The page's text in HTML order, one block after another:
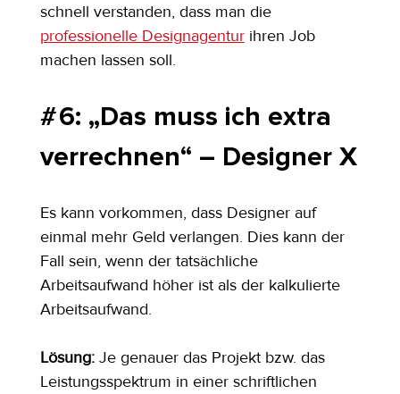
schnell verstanden, dass man die
professionelle Designagentur ihren Job
machen lassen soll.
# 6: „Das muss ich extra
verrechnen“ – Designer X
Es kann vorkommen, dass Designer auf
einmal mehr Geld verlangen. Dies kann der
Fall sein, wenn der tatsächliche
Arbeitsaufwand höher ist als der kalkulierte
Arbeitsaufwand.
Lösung: Je genauer das Projekt bzw. das
Leistungsspektrum in einer schriftlichen